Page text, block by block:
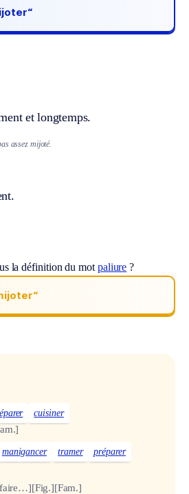
et longtemps.
assez mijoté.
la définition du motpaliure ?
cuisiner
manigancer tramer
préparer
faire…][Fig.][Fam.]